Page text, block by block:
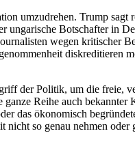
umzudrehen. Trump
ungarische Botschafter in
wegen kritischer
diskreditieren
der Politik, um die freie,
ganze Reihe auch
das ökonomisch
nicht so genau nehmen